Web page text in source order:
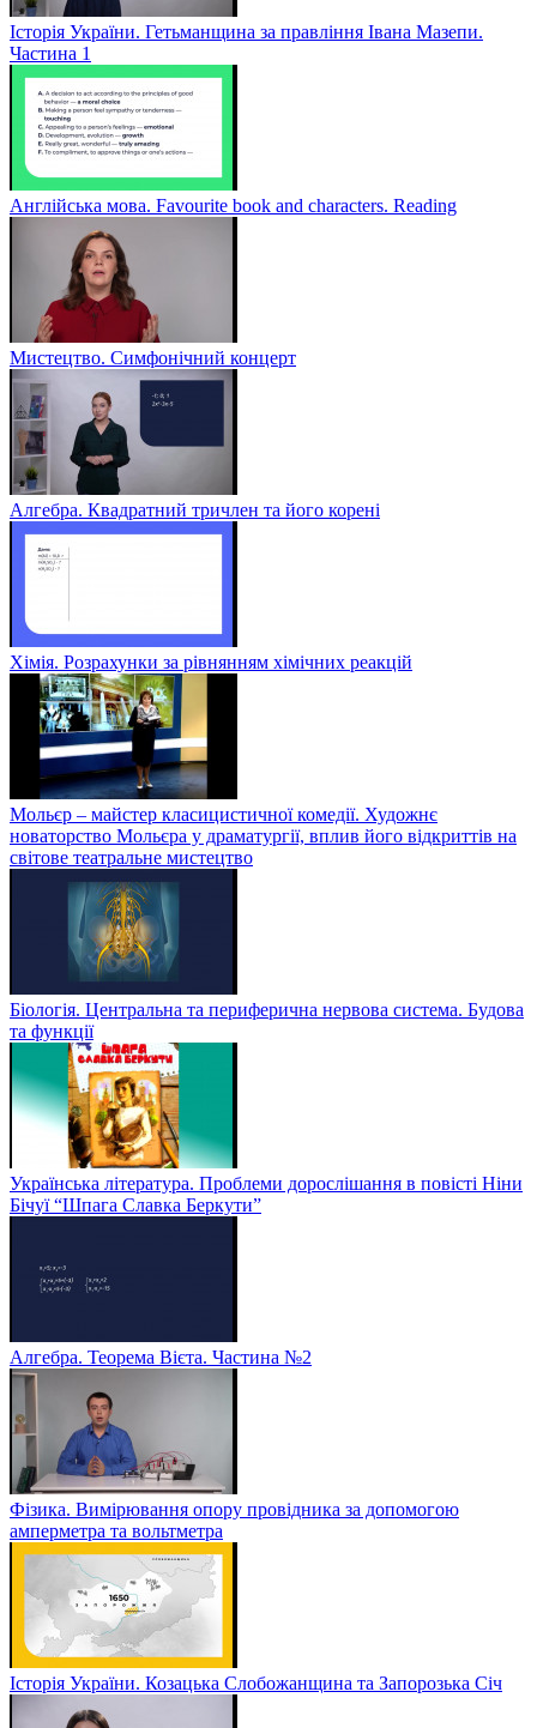
Історія України. Гетьманщина за правління Івана Мазепи.
Частина 1
Англійська мова. Favourite book and characters. Reading
Мистецтво. Симфонічний концерт
Алгебра. Квадратний тричлен та його корені
Хімія. Розрахунки за рівнянням хімічних реакцій
Мольєр – майстер класицистичної комедії. Художнє
новаторство Мольєра у драматургії, вплив його відкриттів на
світове театральне мистецтво
Біологія. Центральна та периферична нервова система. Будова
та функції
Українська література. Проблеми дорослішання в повісті Ніни
Бічуї “Шпага Славка Беркути”
Алгебра. Теорема Вієта. Частина №2
Фізика. Вимірювання опору провідника за допомогою
амперметра та вольтметра
Історія України. Козацька Слобожанщина та Запорозька Січ